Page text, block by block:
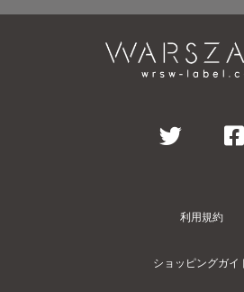
利用規約
ショッピングガイ